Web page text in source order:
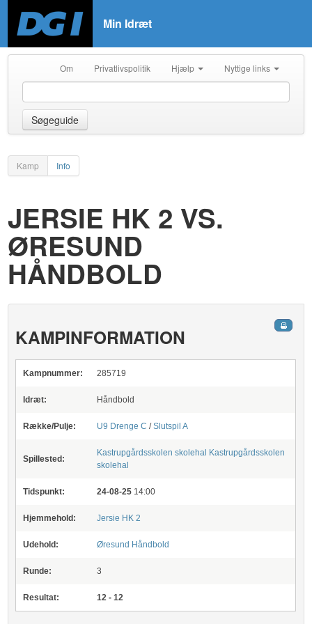
Min Idræt
Om Privatlivspolitik Hjælp Nyttige links
Søgeguide
Kamp Info
JERSIE HK 2 VS.
ØRESUND
HÅNDBOLD
KAMPINFORMATION
Kampnummer: 285719
Idræt: Håndbold
Række/Pulje: U9 Drenge C /Slutspil A
Spillested:
Kastrupgårdsskolen skolehal Kastrupgårdsskolen
skolehal
Tidspunkt: 24-08-25 14:00
Hjemmehold: Jersie HK 2
Udehold: Øresund Håndbold
Runde: 3
Resultat: 12 - 12